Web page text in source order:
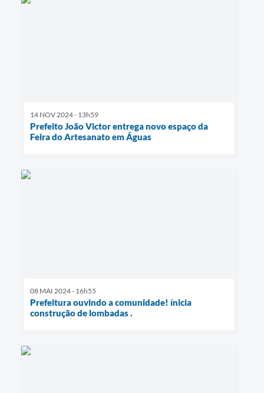
14 NOV 2024 - 13h59
Prefeito João Victor entrega novo espaço da
Feira do Artesanato em Águas
08 MAI 2024 - 16h55
Prefeitura ouvindo a comunidade! ínicia
construção de lombadas .